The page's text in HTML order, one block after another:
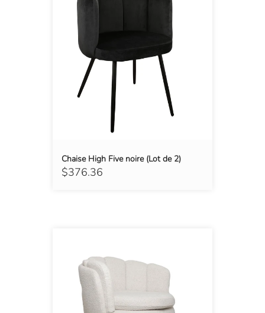
$376.36
Chaise High Five noire (Lot de 2)